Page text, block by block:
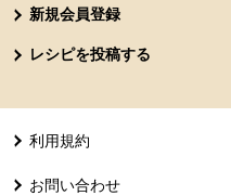
新規会員登録
レシピを投稿する
利用規約
お問い合わせ